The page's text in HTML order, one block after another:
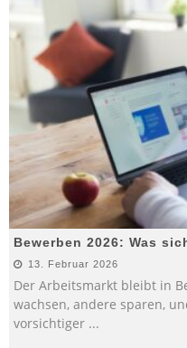
Bewerben 2026: Was
13. Februar 2026
Der Arbeitsmarkt bleibt in
wachsen, andere sparen,
vorsichtiger ...